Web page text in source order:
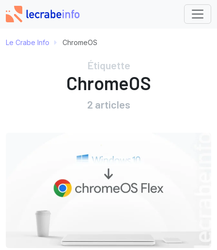
Le Crabe Info ChromeOS
Étiquette
ChromeOS
2 articles